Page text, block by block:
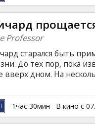
Professor
старался быть
До тех пор, пока
вверх дном. На
дни побегут быстро и
осталось недолго,
языке с
1час 30мин В кино с